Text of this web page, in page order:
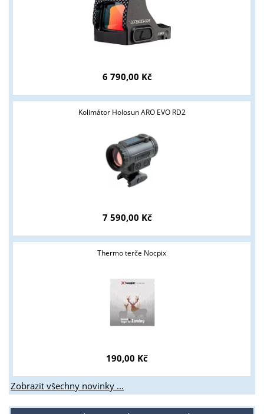
6 790,00 Kč
Kolimátor Holosun ARO EVO RD2
7 590,00 Kč
Thermo terče Nocpix
190,00 Kč
Zobrazit všechny novinky ...
ANO NE